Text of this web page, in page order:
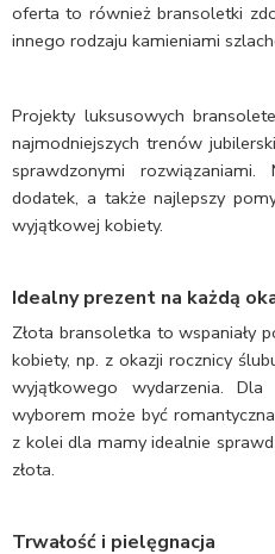
oferta to również bransoletki
innego rodzaju kamieniami
Projekty luksusowych
najmodniejszych trenów
sprawdzonymi
dodatek, a także najlepszy
wyjątkowej kobiety.
Idealny prezent na każdą
Złota bransoletka to wspaniały
kobiety, np. z okazji rocznicy
wyjątkowego wydarzenia.
wyborem może być
z kolei dla mamy idealnie
złota.
Trwałość i pielęgnacja